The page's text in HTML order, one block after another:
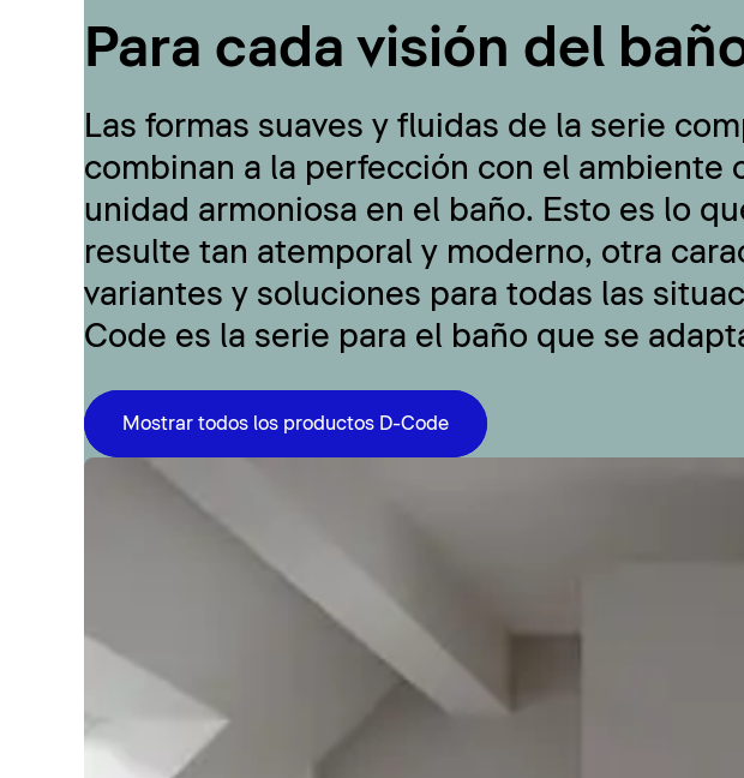
Para cada visión del
Las formas suaves y fluidas de la serie
combinan a la perfección con el ambiente
unidad armoniosa en el baño. Esto es lo
resulte tan atemporal y moderno, otra
variantes y soluciones para todas las
Code es la serie para el baño que se
Mostrar todos los productos D-Code